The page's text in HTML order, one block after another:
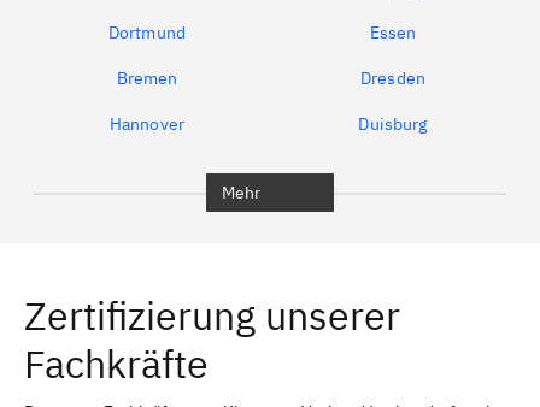
Dortmund Essen
Bremen Dresden
Hannover Duisburg
Erlangen Bamberg
Bayreuth
Mehr
Zertifizierung unserer
Fachkräfte